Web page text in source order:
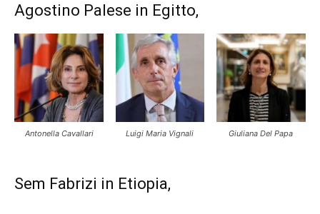
Agostino Palese in Egitto,
Antonella Cavallari Luigi Maria Vignali Giuliana Del Papa
Sem Fabrizi in Etiopia,